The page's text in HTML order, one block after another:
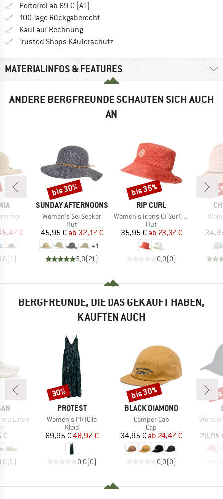
Portofrei ab 69 € (AT)
100 Tage Rückgaberecht
Kauf auf RechnungFinde die Zahlungs-Infos hier! Öffnet
Trusted Shops Käuferschutz
MATERIALINFOS & FEATURES
ANDERE BERGFREUNDE SCHAUTEN SICH AUCH
AN
Preis
€
( 1)
MARKE
SUNDAY AFTERNOONS
Artikel
Women's Sol Seeker
Produktgruppe
Hut
Preis
45,95 € reduzierter Preis
ab 32,17 €
+1
5,0(21)
Rabatt
bis 30%
MARKE
RIP CURL
Artikel
Women's Icons Of Surf Bucket Hat
Produktgruppe
Hut
Preis
35,95 € reduzierter Preis
ab 23,37 €
0,0(0)
Rabatt
bis 35%
BERGFREUNDE, DIE DAS GEKAUFT HABEN,
KAUFTEN AUCH
Linen
€
(0)
MARKE
PROTEST
Artikel
Women's PRTCila
Produktgruppe
Kleid
Preis
69,95 €reduzierter Preis
48,97 €
0,0(0)
Rabatt
30%
MARKE
BLACK DIAMOND
Artikel
Camper Cap
Produktgruppe
Cap
Preis
34,95 € reduzierter Preis
ab 24,47 €
0,0(0)
Rabatt
bis 30%
Artikel
29,95